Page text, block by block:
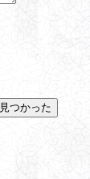
つかった